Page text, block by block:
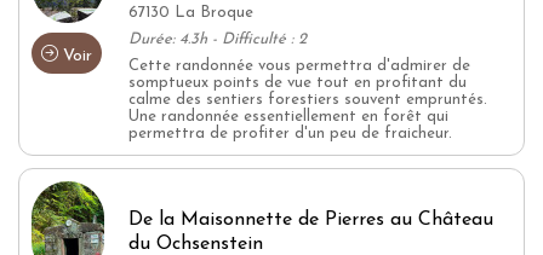
Voir
67130 La Broque
Durée: 4.3h - Difficulté : 2
Cette randonnée vous permettra d'admirer de
somptueux points de vue tout en profitant du
calme des sentiers forestiers souvent empruntés.
Une randonnée essentiellement en forêt qui
permettra de profiter d'un peu de fraicheur.
De la Maisonnette de Pierres au Château
du Ochsenstein